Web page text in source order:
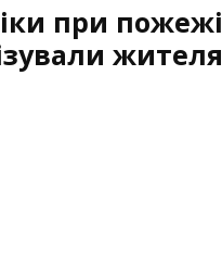
при пожежі
жителя